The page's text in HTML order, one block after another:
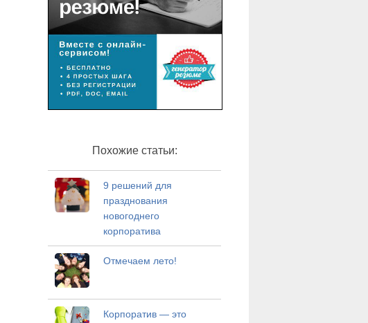
Похожие статьи:
9 решений для
празднования
новогоднего
корпоратива
Отмечаем лето!
Корпоратив — это